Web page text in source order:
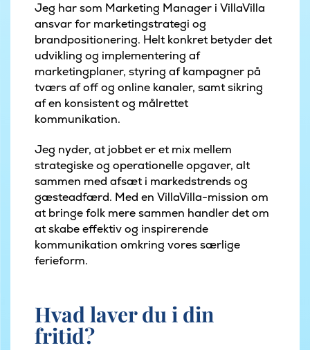
Jeg har som Marketing Manager i VillaVilla
ansvar for marketingstrategi og
brandpositionering. Helt konkret betyder det
udvikling og implementering af
marketingplaner, styring af kampagner på
tværs af off og online kanaler, samt sikring
af en konsistent og målrettet
kommunikation.
Jeg nyder, at jobbet er et mix mellem
strategiske og operationelle opgaver, alt
sammen med afsæt i markedstrends og
gæsteadfærd. Med en VillaVilla-mission om
at bringe folk mere sammen handler det om
at skabe effektiv og inspirerende
kommunikation omkring vores særlige
ferieform.
Hvad laver du i din
fritid?